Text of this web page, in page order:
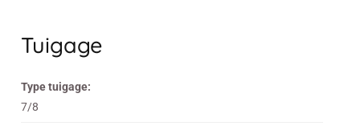
Tuigage
Type tuigage:
7/8